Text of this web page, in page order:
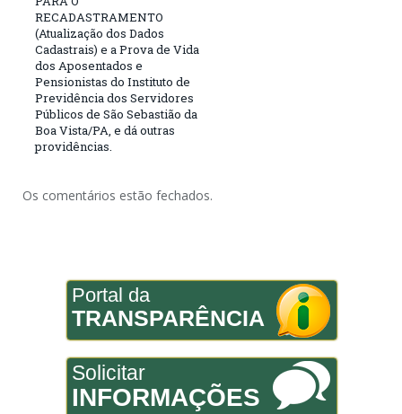
RECADASTRAMENTO
(Atualização dos Dados
Cadastrais) e a Prova de Vida
dos Aposentados e
Pensionistas do Instituto de
Previdência dos Servidores
Públicos de São Sebastião da
Boa Vista/PA, e dá outras
providências.
Os comentários estão fechados.
Portal da
TRANSPARÊNCIA
Solicitar
INFORMAÇÕES